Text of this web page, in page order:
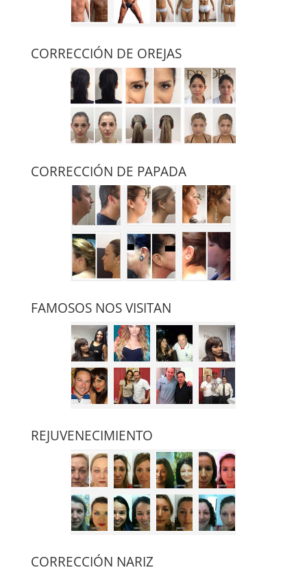
CORRECCIÓN DE OREJAS
CORRECCIÓN DE PAPADA
FAMOSOS NOS VISITAN
REJUVENECIMIENTO
CORRECCIÓN NARIZ